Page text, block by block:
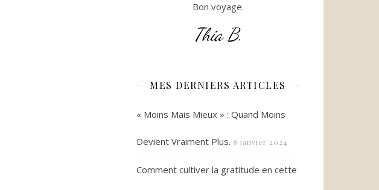
Bon voyage.
Thia B.
MES DERNIERS ARTICLES
« Moins Mais Mieux » : Quand Moins
Devient Vraiment Plus. 8 janvier 2024
Comment cultiver la gratitude en cette